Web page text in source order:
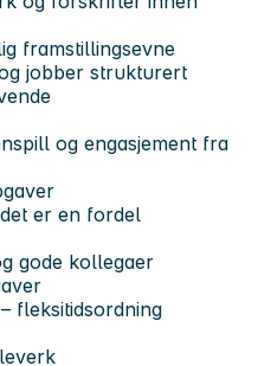
framstillingsevne
jobber strukturert
og engasjement fra
er en fordel
gode kollegaer
fleksitidsordning